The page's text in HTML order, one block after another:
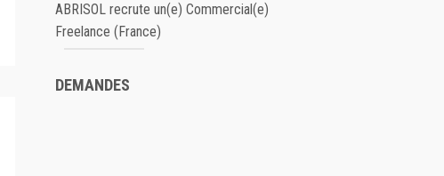
ABRISOL recrute un(e) Commercial(e)
Freelance (France)
DEMANDES